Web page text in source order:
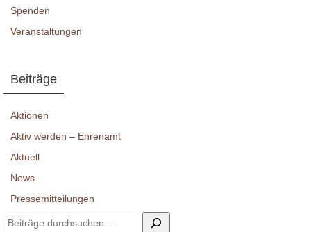
Spenden
Veranstaltungen
Beiträge
Aktionen
Aktiv werden – Ehrenamt
Aktuell
News
Pressemitteilungen
Suchen